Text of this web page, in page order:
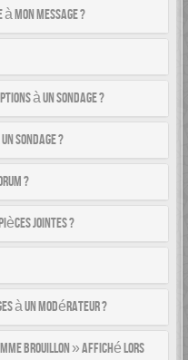
mon message ?
à un sondage ?
sondage ?
?
jointes ?
à un modérateur ?
brouillon » affiché lors